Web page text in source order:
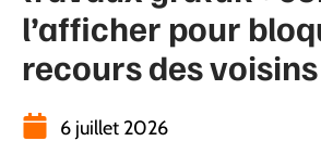
l’afficher pour
recours des voisins
6 juillet 2026